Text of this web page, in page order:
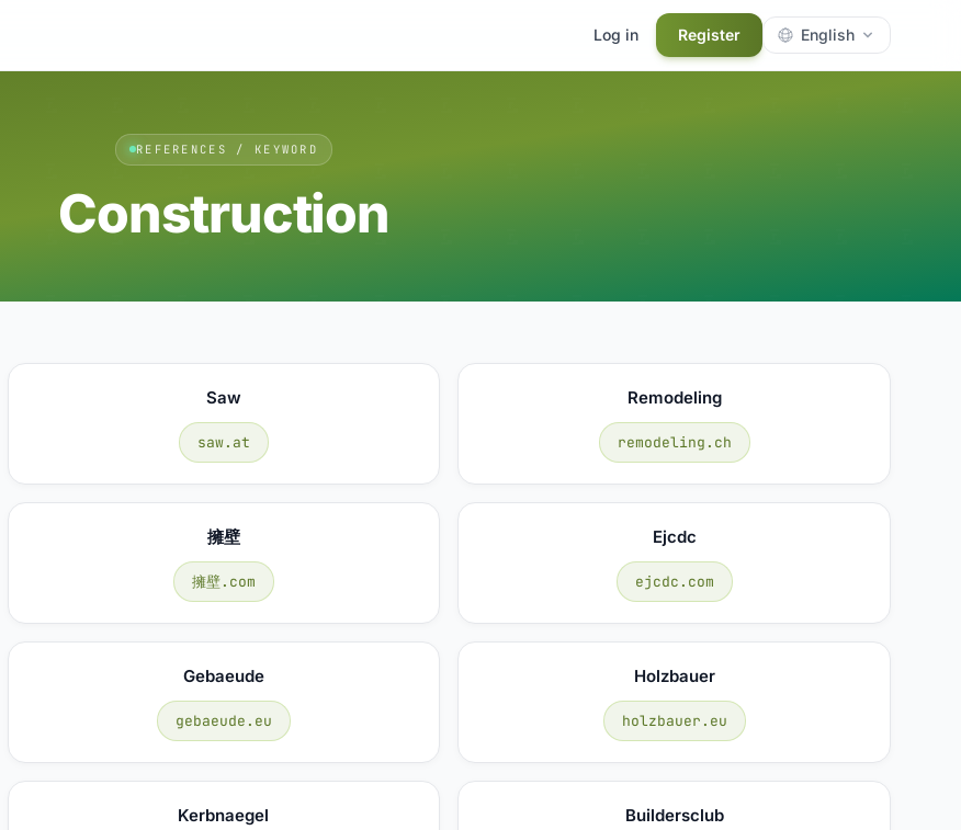
Log in Register English
REFERENCES / KEYWORD
Construction
Saw
saw.at
Remodeling
remodeling.ch
擁壁
擁壁.com
Ejcdc
ejcdc.com
Gebaeude
gebaeude.eu
Holzbauer
holzbauer.eu
Kerbnaegel Buildersclub